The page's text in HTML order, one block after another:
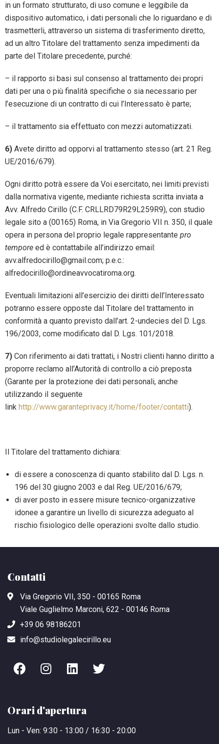
in un formato strutturato, di uso comune e leggibile da
dispositivo automatico, i dati personali che lo riguardano e di
trasmetterli, attraverso un sistema di trasferimento diretto,
ad un altro Titolare del trattamento senza impedimenti da
parte del Titolare precedente, purché:
– il rapporto si basi sul consenso al trattamento dei propri
dati per una o più finalità specifiche o sia necessario per
l’esecuzione di un contratto di cui l’Interessato è parte;
– il trattamento sia effettuato con mezzi automatizzati.
6) Avete diritto ad opporvi al trattamento stesso (art. 21 Reg.
UE/2016/679).
Ogni diritto potrà essere da Voi esercitato, nei limiti previsti
dalla normativa vigente, mediante richiesta scritta inviata a
Avv. Alfredo Cirillo (C.F. CRLLRD79R29L259R9), con studio
legale sito a (00165) Roma, in Via Gregorio VII n. 350, il quale
opera in persona del proprio legale rappresentante pro
tempore ed è contattabile all’indirizzo email:
avv.alfredocirillo@gmail.com; p.e.c.:
alfredocirillo@ordineavvocatiroma.org.
Eventuali limitazioni all’esercizio dei diritti dell’Interessato
potranno essere opposte dal Titolare del trattamento in
conformità a quanto previsto dall’art. 2-undecies del D. Lgs.
196/2003, come modificato dal D. Lgs. 101/2018.
7) Con riferimento ai dati trattati, i Nostri clienti hanno diritto a
proporre reclamo all’Autorità di controllo a ciò preposta
(Garante per la protezione dei dati personali, anche
utilizzando il seguente
link http://www.garanteprivacy.it/home/footer/contatti).
Il Titolare del trattamento dichiara:
di essere a conoscenza di quanto stabilito dal D. Lgs. n.
196 del 30 giugno 2003 e dal Reg. UE/2016/679;
di aver posto in essere misure tecnico-organizzative
idonee a garantire un livello di sicurezza adeguato al
rischio fisiologico delle operazioni svolte dallo studio.
Contatti
Via Gregorio VII, 350 - 00165 Roma
Viale Guglielmo Marconi, 622 - 00146 Roma
+39 06 98186201
info@studiolegalecirillo.eu
Orari d'apertura
Lun - Ven: 9:30 - 13:00 / 16:30 - 20:00